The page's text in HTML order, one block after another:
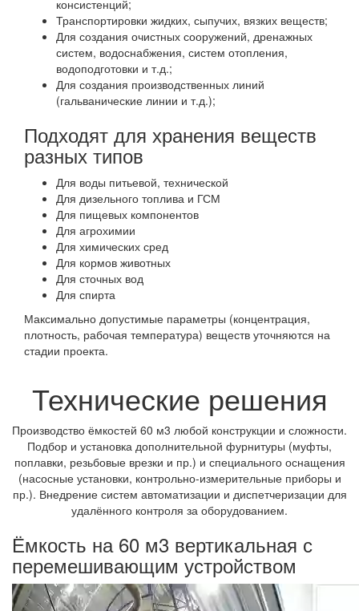
консистенций;
Транспортировки жидких, сыпучих, вязких веществ;
Для создания очистных сооружений, дренажных
систем, водоснабжения, систем отопления,
водоподготовки и т.д.;
Для создания производственных линий
(гальванические линии и т.д.);
Подходят для хранения веществ
разных типов
Для воды питьевой, технической
Для дизельного топлива и ГСМ
Для пищевых компонентов
Для агрохимии
Для химических сред
Для кормов животных
Для сточных вод
Для спирта
Максимально допустимые параметры (концентрация,
плотность, рабочая температура) веществ уточняются на
стадии проекта.
Технические решения
Производство ёмкостей 60 м3 любой конструкции и сложности.
Подбор и установка дополнительной фурнитуры (муфты,
поплавки, резьбовые врезки и пр.) и специального оснащения
(насосные установки, контрольно-измерительные приборы и
пр.). Внедрение систем автоматизации и диспетчеризации для
удалённого контроля за оборудованием.
Ёмкость на 60 м3 вертикальная с
перемешивающим устройством